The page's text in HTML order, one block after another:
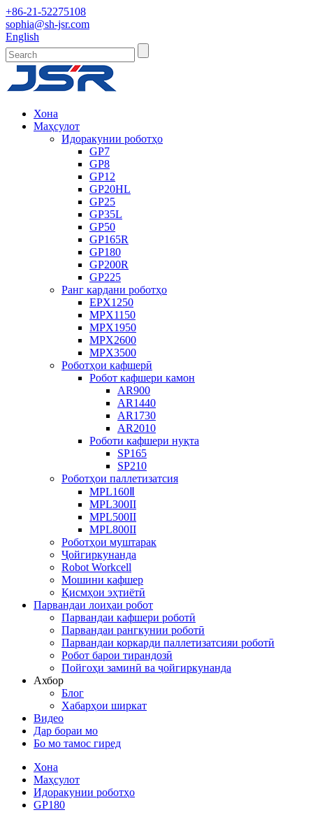
+86-21-52275108
sophia@sh-jsr.com
English
Хона
Маҳсулот
Идоракунии роботҳо
GP7
GP8
GP12
GP20HL
GP25
GP35L
GP50
GP165R
GP180
GP200R
GP225
Ранг кардани роботҳо
EPX1250
MPX1150
MPX1950
MPX2600
MPX3500
Роботҳои кафшерӣ
Робот кафшери камон
AR900
AR1440
AR1730
AR2010
Роботи кафшери нуқта
SP165
SP210
Роботҳои паллетизатсия
MPL160Ⅱ
MPL300II
MPL500II
MPL800II
Роботҳои муштарак
Ҷойгиркунанда
Robot Workcell
Мошини кафшер
Қисмҳои эҳтиётӣ
Парвандаи лоиҳаи робот
Парвандаи кафшери роботӣ
Парвандаи рангкунии роботӣ
Парвандаи коркарди паллетизатсияи роботӣ
Робот барои тирандозӣ
Пойгоҳи заминӣ ва ҷойгиркунанда
Ахбор
Блог
Хабарҳои ширкат
Видео
Дар бораи мо
Бо мо тамос гиред
Хона
Маҳсулот
Идоракунии роботҳо
GP180